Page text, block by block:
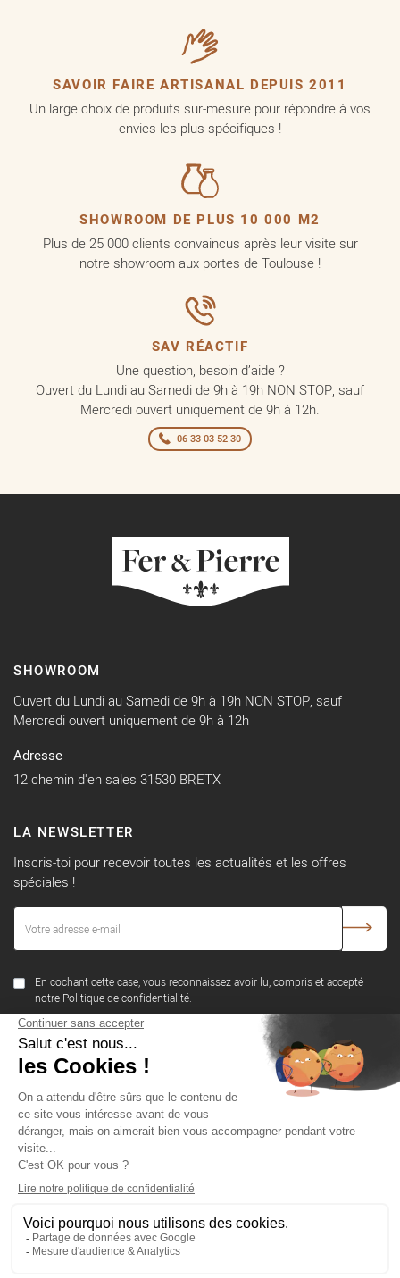
SAVOIR FAIRE ARTISANAL DEPUIS 2011
Un large choix de produits sur-mesure pour répondre à vos
envies les plus spécifiques !
SHOWROOM DE PLUS 10 000 M2
Plus de 25 000 clients convaincus après leur visite sur
notre showroom aux portes de Toulouse !
SAV RÉACTIF
Une question, besoin d’aide ?
Ouvert du Lundi au Samedi de 9h à 19h NON STOP, sauf
Mercredi ouvert uniquement de 9h à 12h.
06 33 03 52 30
SHOWROOM
Ouvert du Lundi au Samedi de 9h à 19h NON STOP, sauf
Mercredi ouvert uniquement de 9h à 12h
Adresse
12 chemin d'en sales 31530 BRETX
LA NEWSLETTER
Inscris-toi pour recevoir toutes les actualités et les offres
spéciales !
En cochant cette case, vous reconnaissez avoir lu, compris et accepté
notre Politique de confidentialité.
SUIVEZ-NOUS
NOTRE SOCIÉTÉ
PRODUITS